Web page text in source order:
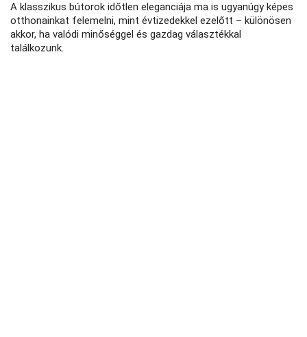
A klasszikus bútorok időtlen eleganciája ma is ugyanúgy képes
otthonainkat felemelni, mint évtizedekkel ezelőtt – különösen
akkor, ha valódi minőséggel és gazdag választékkal
találkozunk.